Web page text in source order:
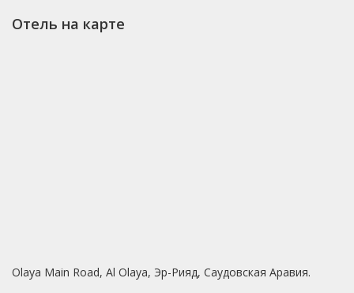
Отель на карте
Olaya Main Road, Al Olaya, Эр-Рияд, Саудовская Аравия.